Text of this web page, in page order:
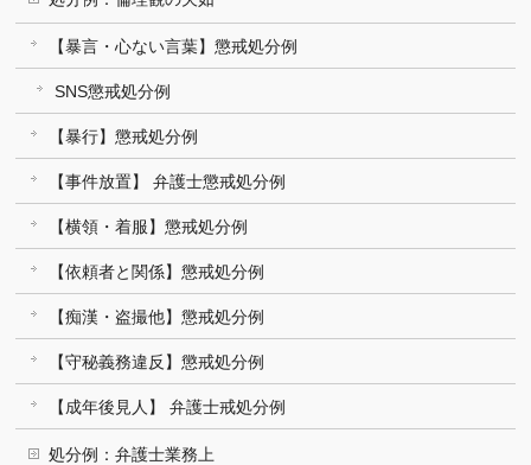
【暴言・心ない言葉】懲戒処分例
SNS懲戒処分例
【暴行】懲戒処分例
【事件放置】 弁護士懲戒処分例
【横領・着服】懲戒処分例
【依頼者と関係】懲戒処分例
【痴漢・盗撮他】懲戒処分例
【守秘義務違反】懲戒処分例
【成年後見人】 弁護士戒処分例
処分例：弁護士業務上